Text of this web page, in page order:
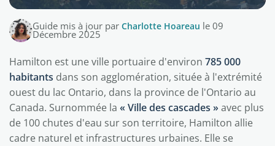
Guide mis à jour par Charlotte Hoareau le 09
Décembre 2025
Hamilton est une ville portuaire d'environ 785 000
habitants dans son agglomération, située à l'extrémité
ouest du lac Ontario, dans la province de l'Ontario au
Canada. Surnommée la « Ville des cascades »avec plus
de 100 chutes d'eau sur son territoire, Hamilton allie
cadre naturel et infrastructures urbaines. Elle se